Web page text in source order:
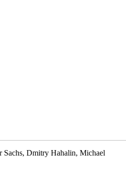
Sachs, Dmitry Hahalin, Michael